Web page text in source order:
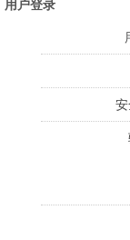
用户登录